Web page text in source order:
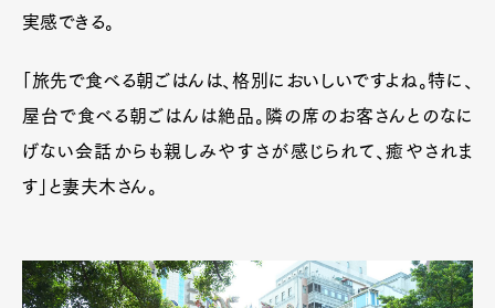
実感できる。
「旅先で食べる朝ごはんは、格別においしいですよね。特に、
屋台で食べる朝ごはんは絶品。隣の席のお客さんとのなに
げない会話からも親しみやすさが感じられて、癒やされま
す」と妻夫木さん。